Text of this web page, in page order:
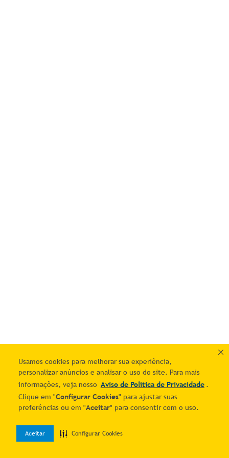
Usamos cookies para melhorar sua experiência,
personalizar anúncios e analisar o uso do site. Para mais
informações, veja nosso Aviso de Política de Privacidade .
Clique em "Configurar Cookies" para ajustar suas
preferências ou em "Aceitar" para consentir com o uso.
Aceitar Configurar Cookies